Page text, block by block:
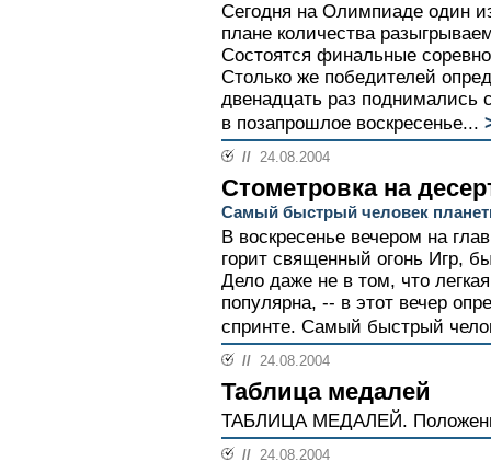
Сегодня на Олимпиаде один
плане количества
Состоятся финальные
Столько же победителей
двенадцать раз поднимались
в позапрошлое воскресенье...
// 24.08.2004
Стометровка на
Самый быстрый человек
В воскресенье вечером на
горит священный огонь Игр,
Дело даже не в том, что
популярна, -- в этот вечер
спринте. Самый быстрый
// 24.08.2004
Таблица медалей
ТАБЛИЦА МЕДАЛЕЙ.
// 24.08.2004